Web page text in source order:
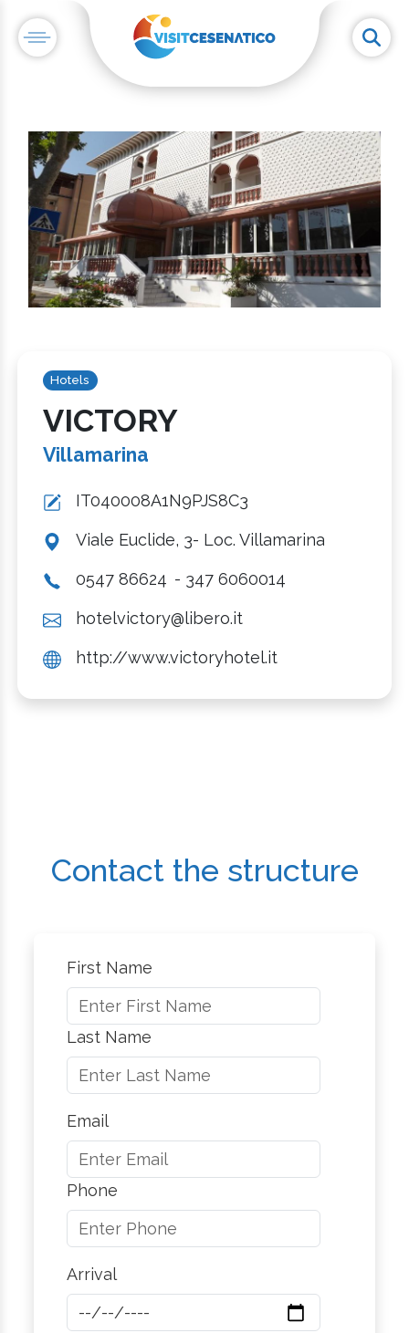
Hotels
VICTORY
Villamarina
IT040008A1N9PJS8C3
Viale Euclide, 3- Loc. Villamarina
0547 86624 - 347 6060014
hotelvictory@libero.it
http://www.victoryhotel.it
Contact the structure
First Name
Last Name
Email
Phone
Arrival